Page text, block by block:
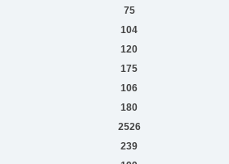
75
104
120
175
106
180
2526
239